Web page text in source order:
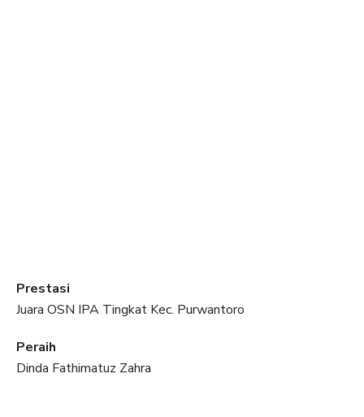
Prestasi
Juara OSN IPA Tingkat Kec. Purwantoro
Peraih
Dinda Fathimatuz Zahra